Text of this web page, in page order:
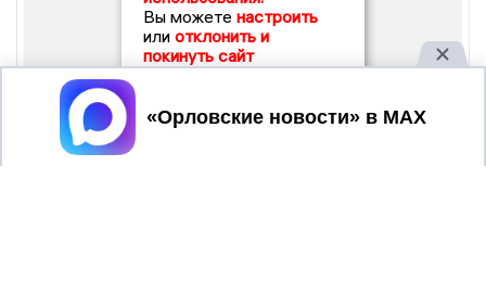
Вы можете настроить
или отклонить и
покинуть сайт
Принять